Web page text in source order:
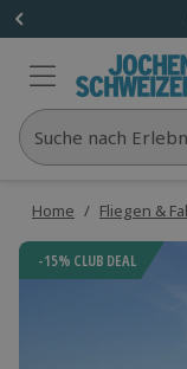
Suche nach
Home / Fliegen &
-15% CLUB DEAL